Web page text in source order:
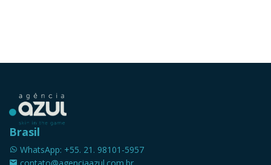
Brasil
WhatsApp: +55. 21. 98101-5957